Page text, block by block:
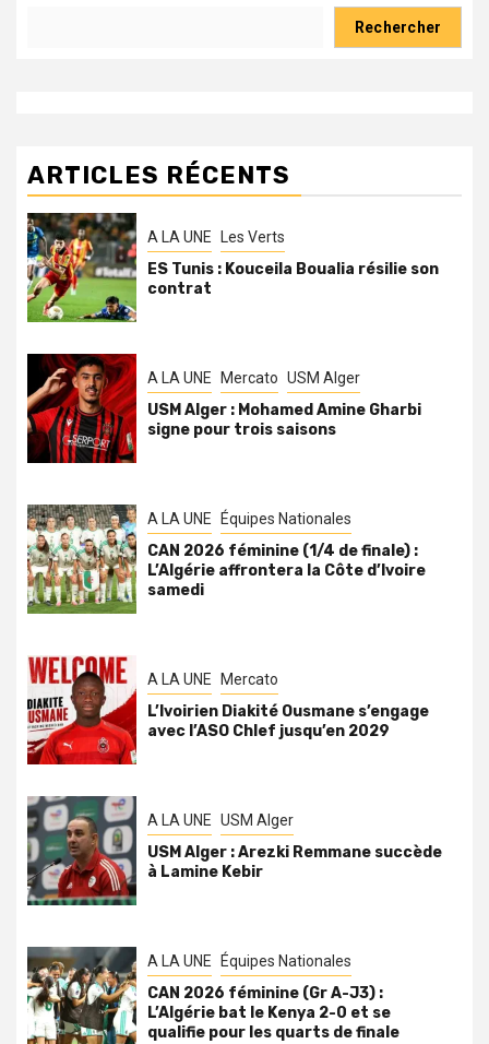
Rechercher
ARTICLES RÉCENTS
A LA UNE Les Verts
ES Tunis : Kouceila Boualia résilie son
contrat
A LA UNE Mercato USM Alger
USM Alger : Mohamed Amine Gharbi
signe pour trois saisons
A LA UNE Équipes Nationales
CAN 2026 féminine (1/4 de finale) :
L’Algérie affrontera la Côte d’Ivoire
samedi
A LA UNE Mercato
L’Ivoirien Diakité Ousmane s’engage
avec l’ASO Chlef jusqu’en 2029
A LA UNE USM Alger
USM Alger : Arezki Remmane succède
à Lamine Kebir
A LA UNE Équipes Nationales
CAN 2026 féminine (Gr A-J3) :
L’Algérie bat le Kenya 2-0 et se
qualifie pour les quarts de finale